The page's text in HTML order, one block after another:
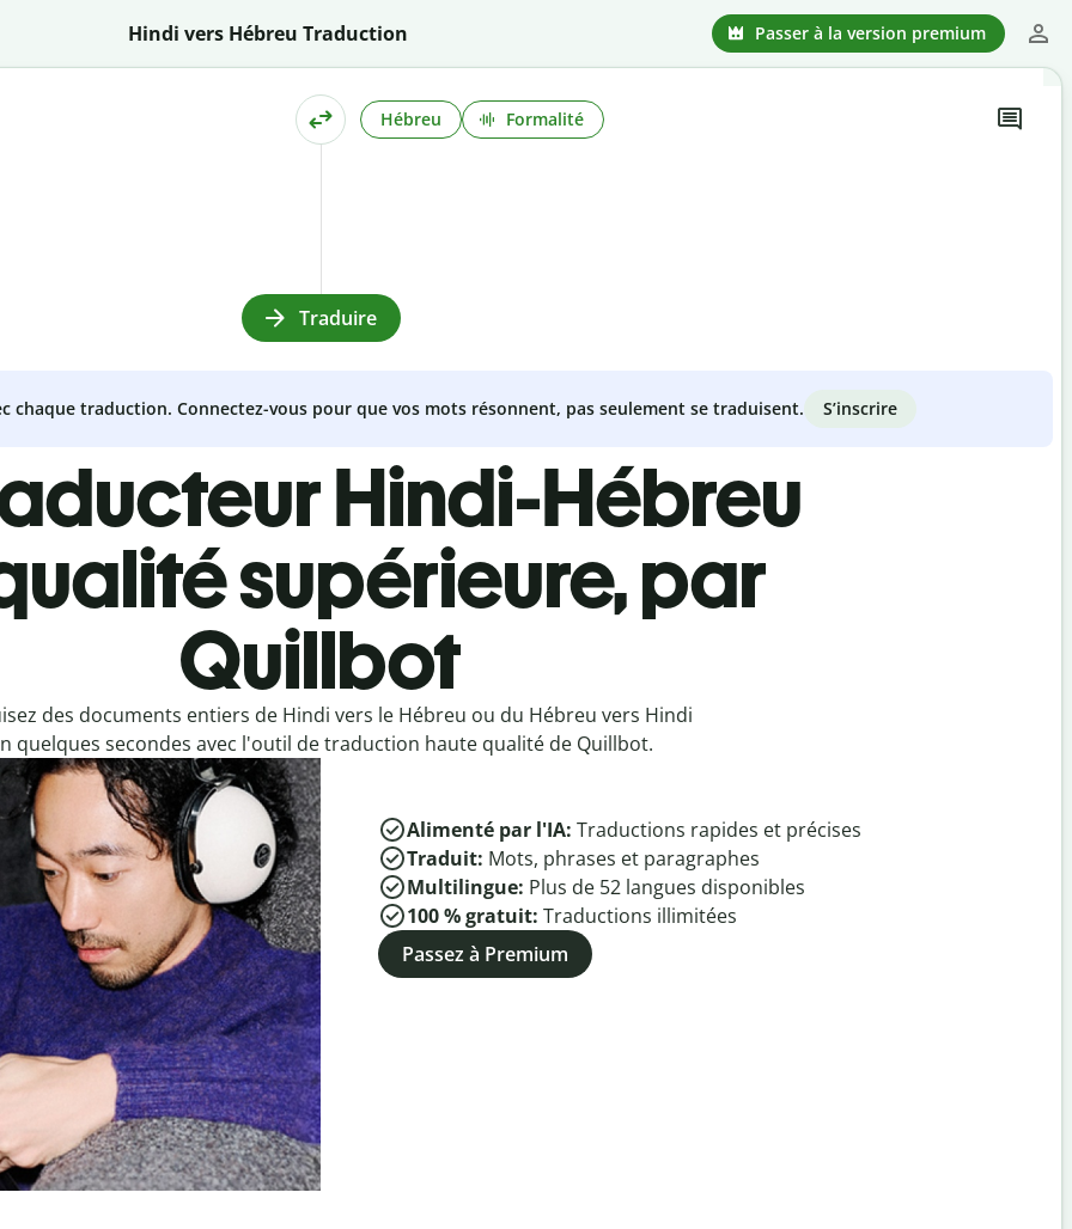
Hindi vers Hébreu Traduction Passer à la version premium
Hébreu Formalité
Traduire
chaque traduction. Connectez-vous pour que vos mots résonnent, pas seulement se traduisent. S’inscrire
Hindi-Hébreu
supérieure, par
Quillbot
des documents entiers de Hindi vers le Hébreu ou du Hébreu vers Hindi
quelques secondes avec l'outil de traduction haute qualité de Quillbot.
Alimenté par l'IA: Traductions rapides et précises
Traduit: Mots, phrases et paragraphes
Multilingue: Plus de 52 langues disponibles
100 % gratuit: Traductions illimitées
Passez à Premium